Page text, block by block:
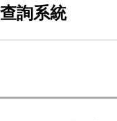
詢系統